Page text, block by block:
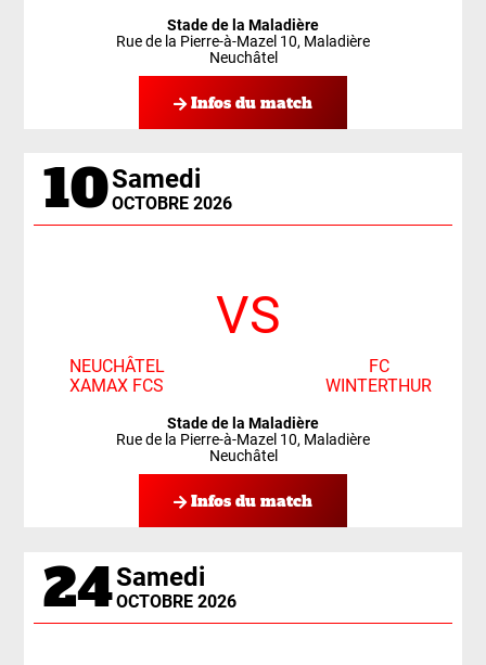
Stade de la Maladière
Rue de la Pierre-à-Mazel 10, Maladière
Neuchâtel
Infos du match
10Samedi
OCTOBRE 2026
NEUCHÂTEL
XAMAX FCS
VS
FC
WINTERTHUR
Stade de la Maladière
Rue de la Pierre-à-Mazel 10, Maladière
Neuchâtel
Infos du match
24Samedi
OCTOBRE 2026